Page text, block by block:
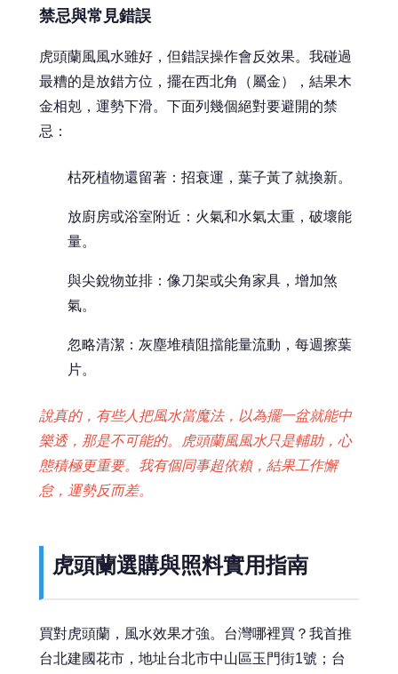
禁忌與常見錯誤
虎頭蘭風風水雖好，但錯誤操作會反效果。我碰過
最糟的是放錯方位，擺在西北角（屬金），結果木
金相剋，運勢下滑。下面列幾個絕對要避開的禁
忌：
枯死植物還留著：招衰運，葉子黃了就換新。
放廚房或浴室附近：火氣和水氣太重，破壞能
量。
與尖銳物並排：像刀架或尖角家具，增加煞
氣。
忽略清潔：灰塵堆積阻擋能量流動，每週擦葉
片。
說真的，有些人把風水當魔法，以為擺一盆就能中
樂透，那是不可能的。虎頭蘭風風水只是輔助，心
態積極更重要。我有個同事超依賴，結果工作懈
怠，運勢反而差。
虎頭蘭選購與照料實用指南
買對虎頭蘭，風水效果才強。台灣哪裡買？我首推
台北建國花市，地址台北市中山區玉門街1號；台